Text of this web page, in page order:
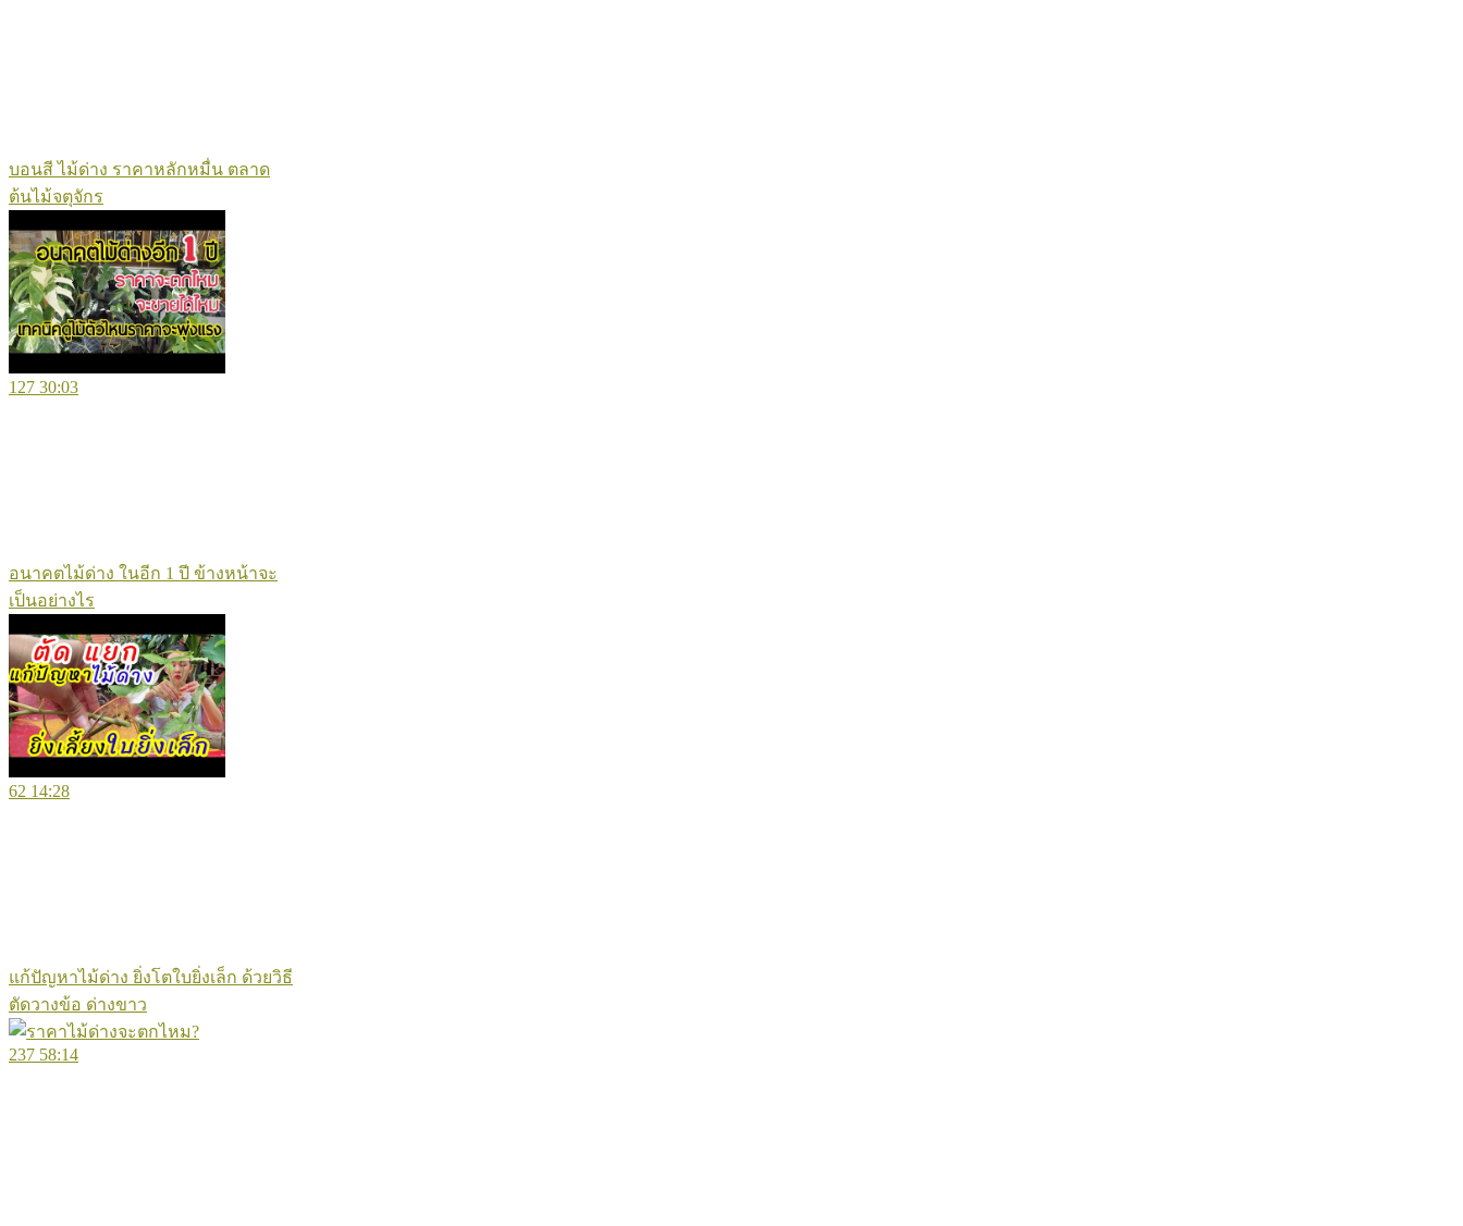
บอนสี ไม้ด่าง ราคาหลักหมื่น ตลาด
ต้นไม้จตุจักร
127 30:03
อนาคตไม้ด่าง ในอีก 1 ปี ข้างหน้าจะ
เป็นอย่างไร
62 14:28
แก้ปัญหาไม้ด่าง ยิ่งโตใบยิ่งเล็ก ด้วยวิธี
ตัดวางข้อ ด่างขาว
237 58:14